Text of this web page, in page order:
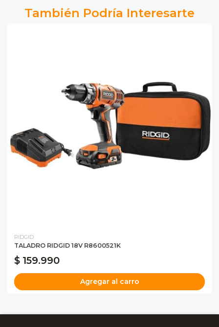
También Podría Interesarte
RIDGID
TALADRO RIDGID 18V R8600521K
$ 159.990
Agregar al carro